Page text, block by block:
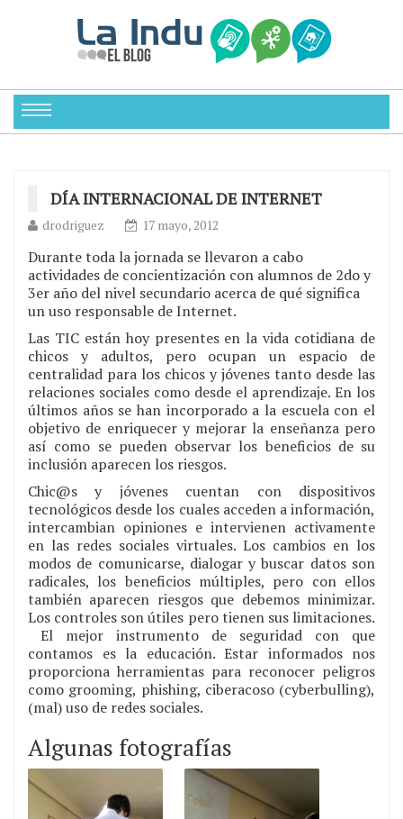
DÍA INTERNACIONAL DE INTERNET
drodriguez 17 mayo, 2012
Durante toda la jornada se llevaron a cabo
actividades de concientización con alumnos de 2do y
3er año del nivel secundario acerca de qué significa
un uso responsable de Internet.
Las TIC están hoy presentes en la vida cotidiana de
chicos y adultos, pero ocupan un espacio de
centralidad para los chicos y jóvenes tanto desde las
relaciones sociales como desde el aprendizaje. En los
últimos años se han incorporado a la escuela con el
objetivo de enriquecer y mejorar la enseñanza pero
así como se pueden observar los beneficios de su
inclusión aparecen los riesgos.
Chic@s y jóvenes cuentan con dispositivos
tecnológicos desde los cuales acceden a información,
intercambian opiniones e intervienen activamente
en las redes sociales virtuales. Los cambios en los
modos de comunicarse, dialogar y buscar datos son
radicales, los beneficios múltiples, pero con ellos
también aparecen riesgos que debemos minimizar.
Los controles son útiles pero tienen sus limitaciones.
El mejor instrumento de seguridad con que
contamos es la educación. Estar informados nos
proporciona herramientas para reconocer peligros
como grooming, phishing, ciberacoso (cyberbulling),
(mal) uso de redes sociales.
Algunas fotografías